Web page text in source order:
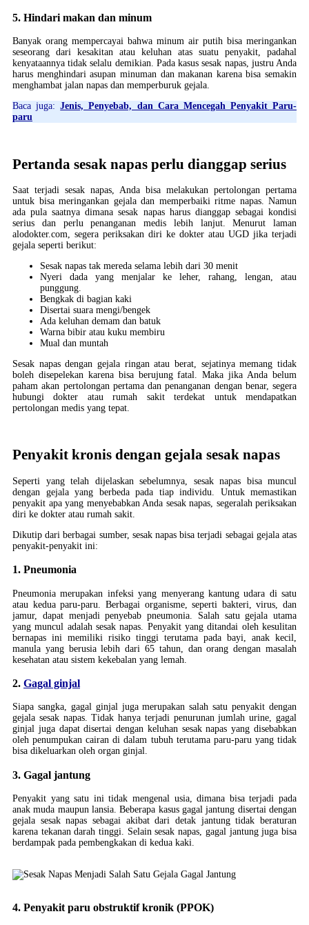
5. Hindari makan dan minum
Banyak orang mempercayai bahwa minum air putih bisa meringankan
seseorang dari kesakitan atau keluhan atas suatu penyakit, padahal
kenyataannya tidak selalu demikian. Pada kasus sesak napas, justru Anda
harus menghindari asupan minuman dan makanan karena bisa semakin
menghambat jalan napas dan memperburuk gejala.
Baca juga:Jenis, Penyebab, dan Cara Mencegah Penyakit Paru-
paru
Pertanda sesak napas perlu dianggap serius
Saat terjadi sesak napas, Anda bisa melakukan pertolongan pertama
untuk bisa meringankan gejala dan memperbaiki ritme napas. Namun
ada pula saatnya dimana sesak napas harus dianggap sebagai kondisi
serius dan perlu penanganan medis lebih lanjut. Menurut laman
alodokter.com, segera periksakan diri ke dokter atau UGD jika terjadi
gejala seperti berikut:
Sesak napas tak mereda selama lebih dari 30 menit
Nyeri dada yang menjalar ke leher, rahang, lengan, atau
punggung.
Bengkak di bagian kaki
Disertai suara mengi/bengek
Ada keluhan demam dan batuk
Warna bibir atau kuku membiru
Mual dan muntah
Sesak napas dengan gejala ringan atau berat, sejatinya memang tidak
boleh disepelekan karena bisa berujung fatal. Maka jika Anda belum
paham akan pertolongan pertama dan penanganan dengan benar, segera
hubungi dokter atau rumah sakit terdekat untuk mendapatkan
pertolongan medis yang tepat.
Penyakit kronis dengan gejala sesak napas
Seperti yang telah dijelaskan sebelumnya, sesak napas bisa muncul
dengan gejala yang berbeda pada tiap individu. Untuk memastikan
penyakit apa yang menyebabkan Anda sesak napas, segeralah periksakan
diri ke dokter atau rumah sakit.
Dikutip dari berbagai sumber, sesak napas bisa terjadi sebagai gejala atas
penyakit-penyakit ini:
1. Pneumonia
Pneumonia merupakan infeksi yang menyerang kantung udara di satu
atau kedua paru-paru. Berbagai organisme, seperti bakteri, virus, dan
jamur, dapat menjadi penyebab pneumonia. Salah satu gejala utama
yang muncul adalah sesak napas. Penyakit yang ditandai oleh kesulitan
bernapas ini memiliki risiko tinggi terutama pada bayi, anak kecil,
manula yang berusia lebih dari 65 tahun, dan orang dengan masalah
kesehatan atau sistem kekebalan yang lemah.
2. Gagal ginjal
Siapa sangka, gagal ginjal juga merupakan salah satu penyakit dengan
gejala sesak napas. Tidak hanya terjadi penurunan jumlah urine, gagal
ginjal juga dapat disertai dengan keluhan sesak napas yang disebabkan
oleh penumpukan cairan di dalam tubuh terutama paru-paru yang tidak
bisa dikeluarkan oleh organ ginjal.
3. Gagal jantung
Penyakit yang satu ini tidak mengenal usia, dimana bisa terjadi pada
anak muda maupun lansia. Beberapa kasus gagal jantung disertai dengan
gejala sesak napas sebagai akibat dari detak jantung tidak beraturan
karena tekanan darah tinggi. Selain sesak napas, gagal jantung juga bisa
berdampak pada pembengkakan di kedua kaki.
4. Penyakit paru obstruktif kronik (PPOK)